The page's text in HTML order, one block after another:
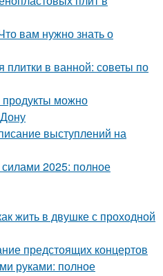
вам нужно знать о
плитки в ванной: советы по
можно
выступлений на
2025: полное
жить в двушке с проходной
предстоящих концертов
руками: полное